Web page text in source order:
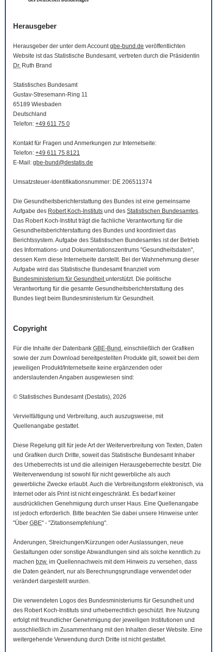
Herausgeber
Herausgeber der unter dem Accountgbe-bund.de veröffentlichten
Website ist das Statistische Bundesamt, vertreten durch die Präsidentin
Dr. Ruth Brand
Statistisches Bundesamt
Gustav-Stresemann-Ring 11
65189 Wiesbaden
Deutschland
Telefon: +49 611 75 0
Kontakt für Fragen und Anmerkungen zur Internetseite:
Telefon: +49 611 75 8121
E-Mail : gbe-bund@destatis.de
Umsatzsteuer-Identifikationsnummer: DE 206511374
Die Gesundheitsberichterstattung des Bundes ist eine gemeinsame
Aufgabe des Robert Koch-Instituts und des Statistischen Bundesamtes.
Das Robert Koch-Institut trägt die fachliche Verantwortung für die
Gesundheitsberichterstattung des Bundes und koordiniert das
Berichtssystem. Aufgabe des Statistischen Bundesamtes ist der Betrieb
des Informations- und Dokumentationszentrums "Gesundheitsdaten",
dessen Kern diese Internetseite darstellt. Bei der Wahrnehmung dieser
Aufgabe wird das Statistische Bundesamt finanziell vom
Bundesministerium für Gesundheitunterstützt. Die politische
Verantwortung für die gesamte Gesundheitsberichterstattung des
Bundes liegt beim Bundesministerium für Gesundheit.
Copyright
Für die Inhalte der Datenbank GBE-Bund , einschließlich der Grafiken
sowie der zum Download bereitgestellten Produkte gilt, soweit bei dem
jeweiligen Produkt/Internetseite keine ergänzenden oder
anderslautenden Angaben ausgewiesen sind:
© Statistisches Bundesamt (Destatis), 2026
Vervielfältigung und Verbreitung, auch auszugsweise, mit
Quellenangabe gestattet.
Diese Regelung gilt für jede Art der Weiterverbreitung von Texten, Daten
und Grafiken durch Dritte, soweit das Statistische Bundesamt Inhaber
des Urheberrechts ist und die alleinigen Herausgeberrechte besitzt. Die
Weiterverwendung ist sowohl für nicht gewerbliche als auch
gewerbliche Zwecke erlaubt. Auch die Verbreitungsform elektronisch, via
Internet oder als Print ist nicht eingeschränkt. Es bedarf keiner
ausdrücklichen Genehmigung durch unser Haus. Eine Quellenangabe
ist jedoch erforderlich. Bitte beachten Sie dabei unsere Hinweise unter
"Über GBE" - "Zitationsempfehlung".
Änderungen, Streichungen/Kürzungen oder Auslassungen, neue
Gestaltungen oder sonstige Abwandlungen sind als solche kenntlich zu
machen bzw. im Quellennachweis mit dem Hinweis zu versehen, dass
die Daten geändert, nur als Berechnungsgrundlage verwendet oder
verändert dargestellt wurden.
Die verwendeten Logos des Bundesministeriums für Gesundheit und
des Robert Koch-Instituts sind urheberrechtlich geschützt. Ihre Nutzung
erfolgt mit freundlicher Genehmigung der jeweiligen Institutionen und
ausschließlich im Zusammenhang mit den Inhalten dieser Website. Eine
weitergehende Verwendung durch Dritte ist nicht gestattet.